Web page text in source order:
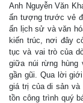
Anh Nguyễn Văn
ấn tượng trước vẻ
ấn lịch sử và văn
kiến trúc, nơi đây
tục và vai trò của
giữa núi rừng hùng
gần gũi. Qua lời
giá trị của di sản
tồn công trình quý